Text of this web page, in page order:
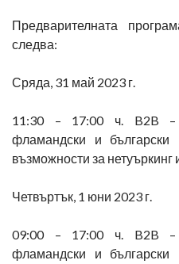
Предварителната
следва:
Сряда, 31 май 2023 г.
11:30 – 17:00 ч. B2B –
фламандски и
възможности за нетуъркинг
Четвъртък, 1 юни 2023 г.
09:00 – 17:00 ч. B2B –
фламандски и